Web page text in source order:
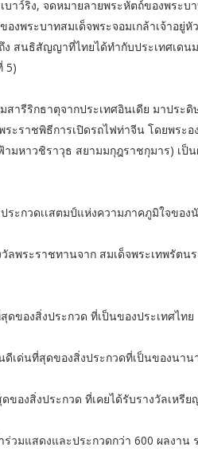
าว์ริง, จดหมายลายพระหัตถ์ของพระบ
งพระบาทสมเด็จพระจอมเกล้าเจ้าอยู่
สนธิสัญญาที่ไทยได้ทำกับประเทศเดน
5)
ารีริกธาตุจากประเทศอินเดีย มาประดิ
ะราชพิธีการเปิดรถไฟท่าจีน โดยพระ
มหาวชิราวุธ สยามมกุฎราชกุมาร) เป็
ะกวดเเสตมป์แห่งความภาคภูมิใจขอ
ลพระราชทานจาก สมเด็จพระเทพรัต
ของสิ่งประกวด ที่เป็นของประเทศไทย
เด่นที่สุดของสิ่งประกวดที่เป็นของนาน
ของสิ่งประกวด ที่เคยได้รับรางวัลเหรี
มแสดงและประกวดกว่า 600 ผลงา